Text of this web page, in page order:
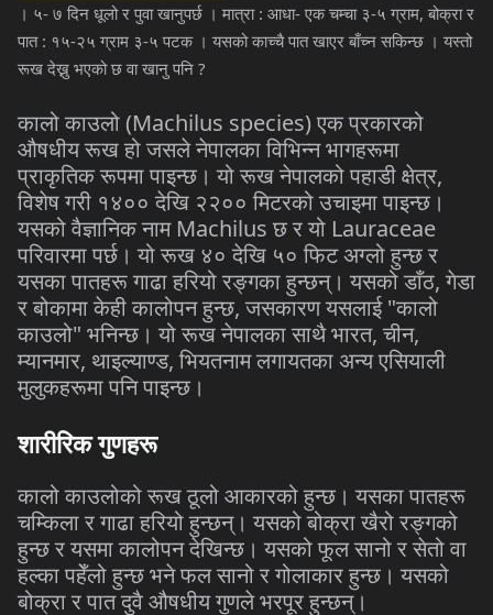
। ५- ७ दिन धूलो र पुवा खानुपर्छ । मात्रा: आधा- एक चम्चा ३-५ ग्राम, बोक्रा र
पात: १५-२५ ग्राम ३-५ पटक । यसको काच्चै पात खाएर बाँच्न सकिन्छ । यस्तो
रूख देख्नु भएको छ वा खानु पनि ?
कालो काउलो (Machilus species)एक प्रकारको
औषधीय रूख हो जसले नेपालका विभिन्न भागहरूमा
प्राकृतिक रूपमा पाइन्छ। यो रूख नेपालको पहाडी क्षेत्र,
विशेष गरी १४०० देखि २२०० मिटरको उचाइमा पाइन्छ।
यसको वैज्ञानिक नामMachilusछ र यो Lauraceae
परिवारमा पर्छ। यो रूख ४० देखि ५० फिट अग्लो हुन्छ र
यसका पातहरू गाढा हरियो रङ्गका हुन्छन्। यसको डाँठ,गेडा
र बोकामा केही कालोपन हुन्छ,जसकारण यसलाई"कालो
काउलो" भनिन्छ। यो रूख नेपालका साथै भारत,चीन,
म्यानमार, थाइल्याण्ड,भियतनाम लगायतका अन्य एसियाली
मुलुकहरूमा पनि पाइन्छ।
शारीरिक गुणहरू
कालो काउलोको रूख ठूलो आकारको हुन्छ। यसका पातहरू
चम्किला र गाढा हरियो हुन्छन्। यसको बोक्रा खैरो रङ्गको
हुन्छ र यसमा कालोपन देखिन्छ। यसको फूल सानो र सेतो वा
हल्का पहेँलो हुन्छ भने फल सानो र गोलाकार हुन्छ। यसको
बोक्रा र पात दुवै औषधीय गुणले भरपूर हुन्छन्।